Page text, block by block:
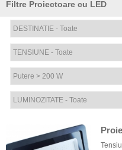
Filtre Proiectoare cu LED